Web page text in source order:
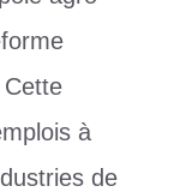
Cette
à
de